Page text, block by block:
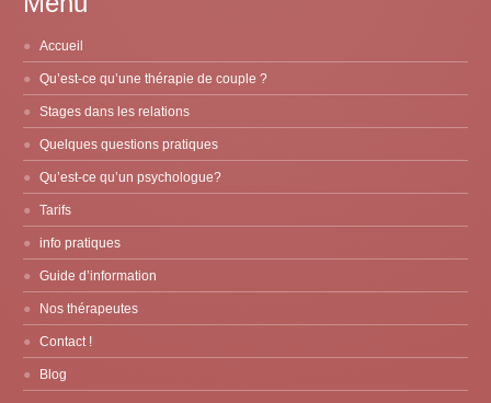
Accueil
Qu’est-ce qu’une thérapie de couple ?
Stages dans les relations
Quelques questions pratiques
Qu’est-ce qu’un psychologue?
Tarifs
info pratiques
Guide d’information
Nos thérapeutes
Contact !
Blog